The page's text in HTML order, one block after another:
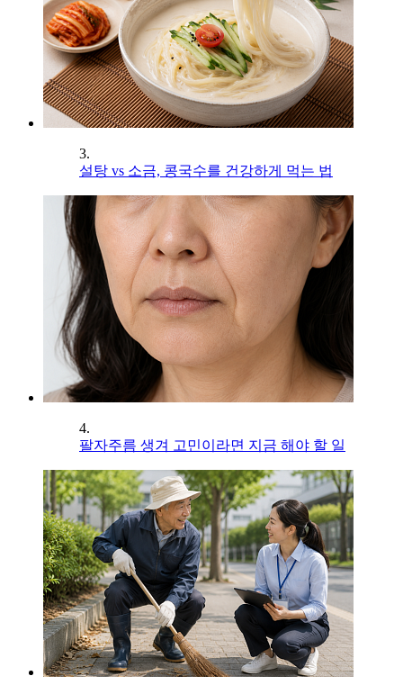
3.
설탕 vs 소금, 콩국수를 건강하게 먹는 법
4.
팔자주름 생겨 고민이라면 지금 해야 할 일